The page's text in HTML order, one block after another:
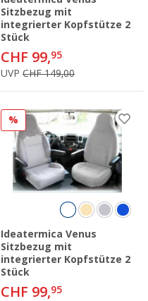
Sitzbezug mit
integrierter Kopfstütze 2
Stück
CHF 99,95
UVP CHF 149,00
%
Ideatermica Venus
Sitzbezug mit
integrierter Kopfstütze 2
Stück
CHF 99,95